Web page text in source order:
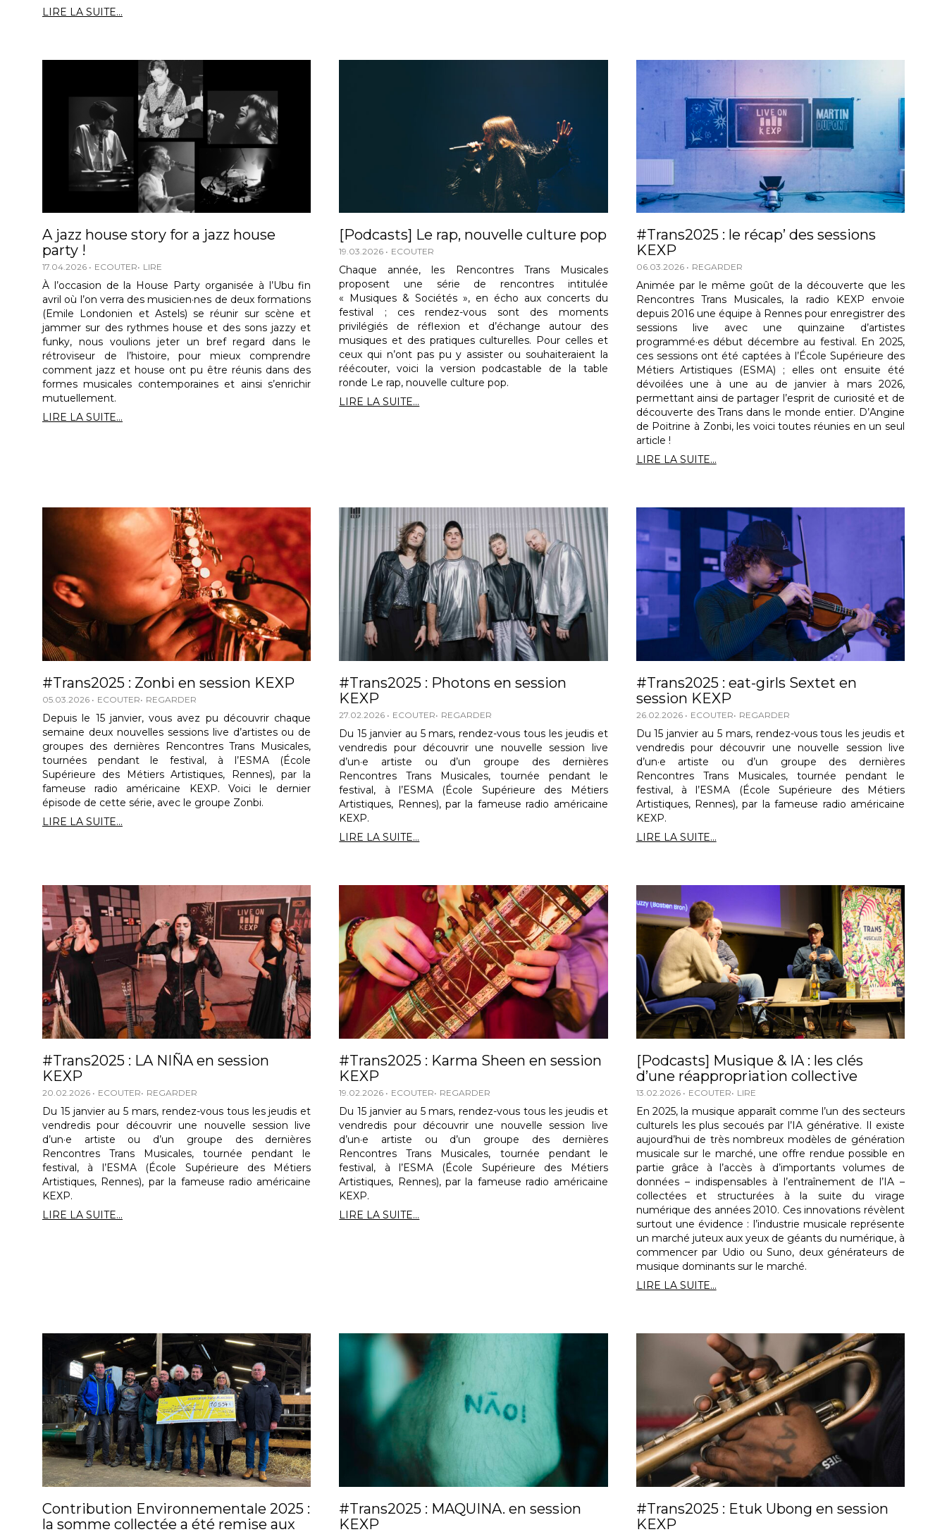
LIRE LA SUITE...
A jazz house story for a jazz house
party !
17.04.2026 ECOUTER LIRE
À l’occasion de la House Party organisée à l’Ubu fin
avril où l’on verra des musicien·nes de deux formations
(Emile Londonien et Astels) se réunir sur scène et
jammer sur des rythmes house et des sons jazzy et
funky, nous voulions jeter un bref regard dans le
rétroviseur de l’histoire, pour mieux comprendre
comment jazz et house ont pu être réunis dans des
formes musicales contemporaines et ainsi s’enrichir
mutuellement.
LIRE LA SUITE...
[Podcasts] Le rap, nouvelle culture pop
19.03.2026 ECOUTER
Chaque année, les Rencontres Trans Musicales
proposent une série de rencontres intitulée
« Musiques & Sociétés », en écho aux concerts du
festival ; ces rendez-vous sont des moments
privilégiés de réflexion et d’échange autour des
musiques et des pratiques culturelles. Pour celles et
ceux qui n’ont pas pu y assister ou souhaiteraient la
réécouter, voici la version podcastable de la table
ronde Le rap, nouvelle culture pop.
LIRE LA SUITE...
#Trans2025 : le récap’ des sessions
KEXP
06.03.2026 REGARDER
Animée par le même goût de la découverte que les
Rencontres Trans Musicales, la radio KEXP envoie
depuis 2016 une équipe à Rennes pour enregistrer des
sessions live avec une quinzaine d’artistes
programmé·es début décembre au festival. En 2025,
ces sessions ont été captées à l’École Supérieure des
Métiers Artistiques (ESMA) ; elles ont ensuite été
dévoilées une à une au de janvier à mars 2026,
permettant ainsi de partager l’esprit de curiosité et de
découverte des Trans dans le monde entier. D’Angine
de Poitrine à Zonbi, les voici toutes réunies en un seul
article !
LIRE LA SUITE...
#Trans2025 : Zonbi en session KEXP
05.03.2026 ECOUTER REGARDER
Depuis le 15 janvier, vous avez pu découvrir chaque
semaine deux nouvelles sessions live d’artistes ou de
groupes des dernières Rencontres Trans Musicales,
tournées pendant le festival, à l’ESMA (École
Supérieure des Métiers Artistiques, Rennes), par la
fameuse radio américaine KEXP. Voici le dernier
épisode de cette série, avec le groupe Zonbi.
LIRE LA SUITE...
#Trans2025 : Photons en session
KEXP
27.02.2026 ECOUTER REGARDER
Du 15 janvier au 5 mars, rendez-vous tous les jeudis et
vendredis pour découvrir une nouvelle session live
d’un·e artiste ou d’un groupe des dernières
Rencontres Trans Musicales, tournée pendant le
festival, à l’ESMA (École Supérieure des Métiers
Artistiques, Rennes), par la fameuse radio américaine
KEXP.
LIRE LA SUITE...
#Trans2025 : eat-girls Sextet en
session KEXP
26.02.2026 ECOUTER REGARDER
Du 15 janvier au 5 mars, rendez-vous tous les jeudis et
vendredis pour découvrir une nouvelle session live
d’un·e artiste ou d’un groupe des dernières
Rencontres Trans Musicales, tournée pendant le
festival, à l’ESMA (École Supérieure des Métiers
Artistiques, Rennes), par la fameuse radio américaine
KEXP.
LIRE LA SUITE...
#Trans2025 : LA NIÑA en session
KEXP
20.02.2026 ECOUTER REGARDER
Du 15 janvier au 5 mars, rendez-vous tous les jeudis et
vendredis pour découvrir une nouvelle session live
d’un·e artiste ou d’un groupe des dernières
Rencontres Trans Musicales, tournée pendant le
festival, à l’ESMA (École Supérieure des Métiers
Artistiques, Rennes), par la fameuse radio américaine
KEXP.
LIRE LA SUITE...
#Trans2025 : Karma Sheen en session
KEXP
19.02.2026 ECOUTER REGARDER
Du 15 janvier au 5 mars, rendez-vous tous les jeudis et
vendredis pour découvrir une nouvelle session live
d’un·e artiste ou d’un groupe des dernières
Rencontres Trans Musicales, tournée pendant le
festival, à l’ESMA (École Supérieure des Métiers
Artistiques, Rennes), par la fameuse radio américaine
KEXP.
LIRE LA SUITE...
[Podcasts] Musique & IA : les clés
d’une réappropriation collective
13.02.2026 ECOUTER LIRE
En 2025, la musique apparaît comme l’un des secteurs
culturels les plus secoués par l’IA générative. Il existe
aujourd’hui de très nombreux modèles de génération
musicale sur le marché, une offre rendue possible en
partie grâce à l’accès à d’importants volumes de
données – indispensables à l’entraînement de l’IA –
collectées et structurées à la suite du virage
numérique des années 2010. Ces innovations révèlent
surtout une évidence : l’industrie musicale représente
un marché juteux aux yeux de géants du numérique, à
commencer par Udio ou Suno, deux générateurs de
musique dominants sur le marché.
LIRE LA SUITE...
Contribution Environnementale 2025 :
la somme collectée a été remise aux
#Trans2025 : MAQUINA. en session
KEXP
#Trans2025 : Etuk Ubong en session
KEXP